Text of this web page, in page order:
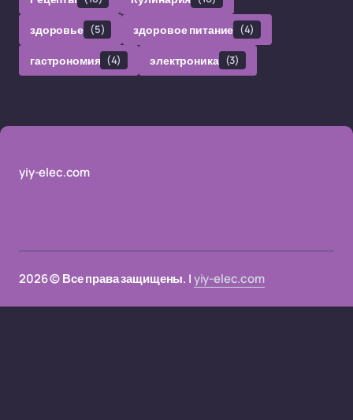
здоровье (5) здоровое питание (4)
гастрономия (4) электроника (3)
yiy-elec.com
2026 © Все права защищены. |yiy-elec.com